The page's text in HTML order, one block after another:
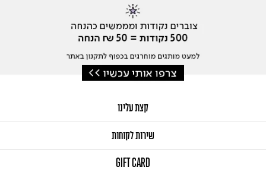
קצת עלינו
שירות לקוחות
GIFT CARD